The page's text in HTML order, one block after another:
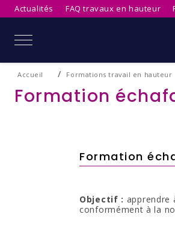
Actualités FAQ travaux en hauteur
Mobile Menu Toggle
Accueil Formations travail en hauteur
Formation
Formation
Objectif : apprendre
conformément à la